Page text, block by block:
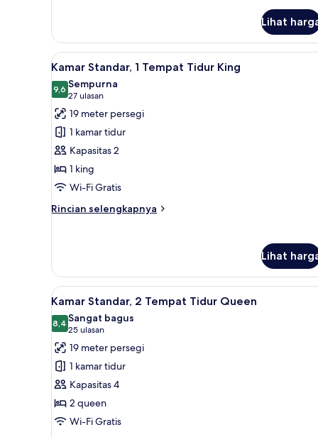
Kamar
Standar,
1
Tempat
Tidur
King,
akses
difabel
(Comm)
Lihat
Lihat
semua
foto
untuk
Kamar
Standar,
1
Tempat
Tidur
King
Kamar Standar, 1 Tempat
7
Kamar Standar, 1 Tempat Tidur King
9,69,6 dari 10
Sempurna
27 ulasan
(27
ulasan)
19 meter persegi
1 kamar tidur
Kapasitas 2
1 king
Wi-Fi Gratis
Rincian selengkapnya
Rincian
Standar,
Tempat
King
Lihat
Lihat
semua
foto
untuk
Kamar
Standar,
2
Tempat
Tidur
Brankas, meja kerja, setrika/
7
Kamar Standar, 2 Tempat Tidur Queen
8,48,4 dari 10
Sangat bagus
25 ulasan
(25
ulasan)
19 meter persegi
1 kamar tidur
Kapasitas 4
2 queen
Wi-Fi Gratis